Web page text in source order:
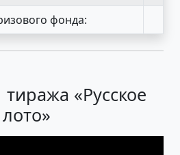
фонда:
«Русское
лото»